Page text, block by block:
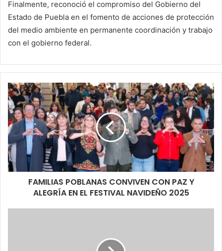
Finalmente, reconoció el compromiso del Gobierno del
Estado de Puebla en el fomento de acciones de protección
del medio ambiente en permanente coordinación y trabajo
con el gobierno federal.
FAMILIAS POBLANAS CONVIVEN CON PAZ Y
ALEGRÍA EN EL FESTIVAL NAVIDEÑO 2025